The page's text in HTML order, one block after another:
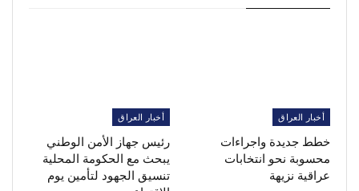
أخبار العراق
خطط جديدة واجراءات
محسوبة نحو انتخابات
عراقية نزيهة
أخبار العراق
رئيس جهاز الأمن الوطني
يبحث مع الحكومة المحلية
تنسيق الجهود لتأمين يوم